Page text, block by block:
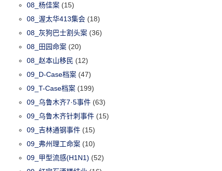
08_杨佳案 (15)
08_渥太华413集会 (18)
08_灰狗巴士割头案 (36)
08_田园命案 (20)
08_赵本山移民 (12)
09_D-Case档案 (47)
09_T-Case档案 (199)
09_乌鲁木齐7·5事件 (63)
09_乌鲁木齐针刺事件 (15)
09_吉林通钢事件 (15)
09_弗州理工命案 (10)
09_甲型流感(H1N1) (52)